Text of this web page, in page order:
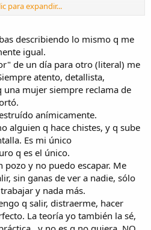
momentáneo, que te ilusiona,
Pensé que el ser detallista,
pareja se sienta algo importante, que
nada. Pensé que eso era importante
no fue así.
Solo busco una compañera, una
y que no quiera coger de mi
aficiones, que nos gustemos. Bueno
equipo y que nos seamos leales.
la vida.
alguien así. No me importa
Considero que el dinero es de
Y se gasta entre los de la casa.
y que viva cómoda.
Y puede que esto sea un grito de
para expandir...
describiendo lo mismo q me
igual.
de un día para otro (literal) me
atento, detallista,
una mujer siempre reclama de
anímicamente.
alguien q hace chistes, y q sube
Es mi único
q es el único.
pozo y no puedo escapar. Me
sin ganas de ver a nadie, sólo
y nada más.
q salir, distraerme, hacer
La teoría yo también la sé,